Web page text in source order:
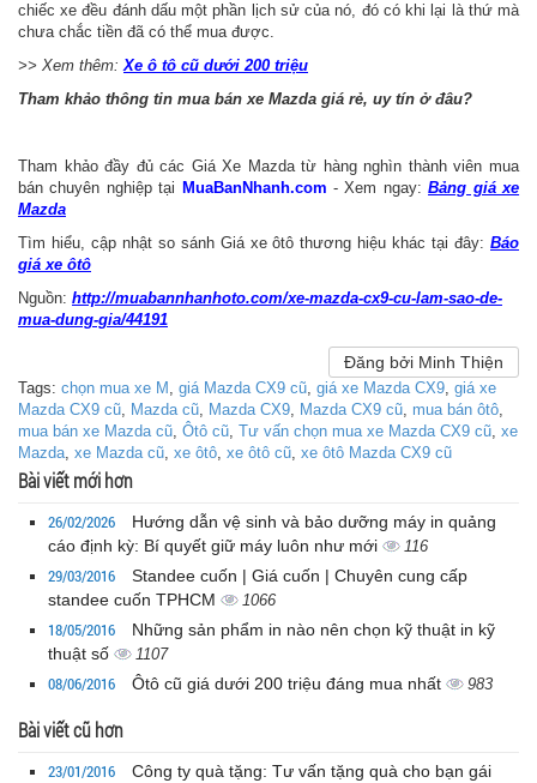
chiếc xe đều đánh dấu một phần lịch sử của nó, đó có khi lại là thứ mà
chưa chắc tiền đã có thể mua được.
>> Xem thêm: Xe ô tô cũ dưới 200 triệu
Tham khảo thông tin mua bán xe Mazda giá rẻ, uy tín ở đâu?
Tham khảo đầy đủ các Giá Xe Mazda từ hàng nghìn thành viên mua
bán chuyên nghiệp tại MuaBanNhanh.com - Xem ngay:Bảng giá xe
Mazda
Tìm hiểu, cập nhật so sánh Giá xe ôtô thương hiệu khác tại đây: Báo
giá xe ôtô
Nguồn: http://muabannhanhoto.com/xe-mazda-cx9-cu-lam-sao-de-
mua-dung-gia/44191
Đăng bởi Minh Thiện
Tags: chọn mua xe M giá Mazda CX9 cũ giá xe Mazda CX9 giá xe
Mazda CX9 cũ Mazda cũ Mazda CX9 Mazda CX9 cũ mua bán ôtô
mua bán xe Mazda cũ Ôtô cũ Tư vấn chọn mua xe Mazda CX9 cũ xe
Mazda xe Mazda cũ xe ôtô xe ôtô cũ xe ôtô Mazda CX9 cũ
Bài viết mới hơn
26/02/2026
Hướng dẫn vệ sinh và bảo dưỡng máy in quảng
cáo định kỳ: Bí quyết giữ máy luôn như mới
116
29/03/2016
Standee cuốn | Giá cuốn | Chuyên cung cấp
standee cuốn TPHCM
1066
18/05/2016
Những sản phẩm in nào nên chọn kỹ thuật in kỹ
thuật số
1107
08/06/2016 Ôtô cũ giá dưới 200 triệu đáng mua nhất 983
Bài viết cũ hơn
23/01/2016 Công ty quà tặng: Tư vấn tặng quà cho bạn gái